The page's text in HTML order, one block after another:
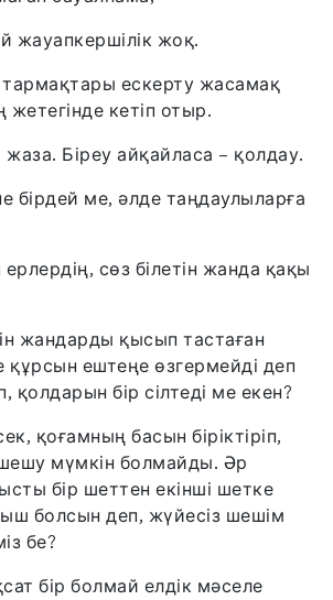
жауапкершілік жоқ.
тармақтары ескерту жасамақ
жетегінде кетіп отыр.
жаза. Біреу айқайласа – қолдау.
бірдей ме, әлде таңдаулыларға
сөз білетін жанда қақы
жандарды қысып тастаған
құрсын ештеңе өзгермейді деп
қолдарын бір сілтеді ме екен?
қоғамның басын біріктіріп,
шешу мүмкін болмайды. Әр
бір шеттен екінші шетке
болсын деп, жүйесіз шешім
бе?
бір болмай елдік мәселе